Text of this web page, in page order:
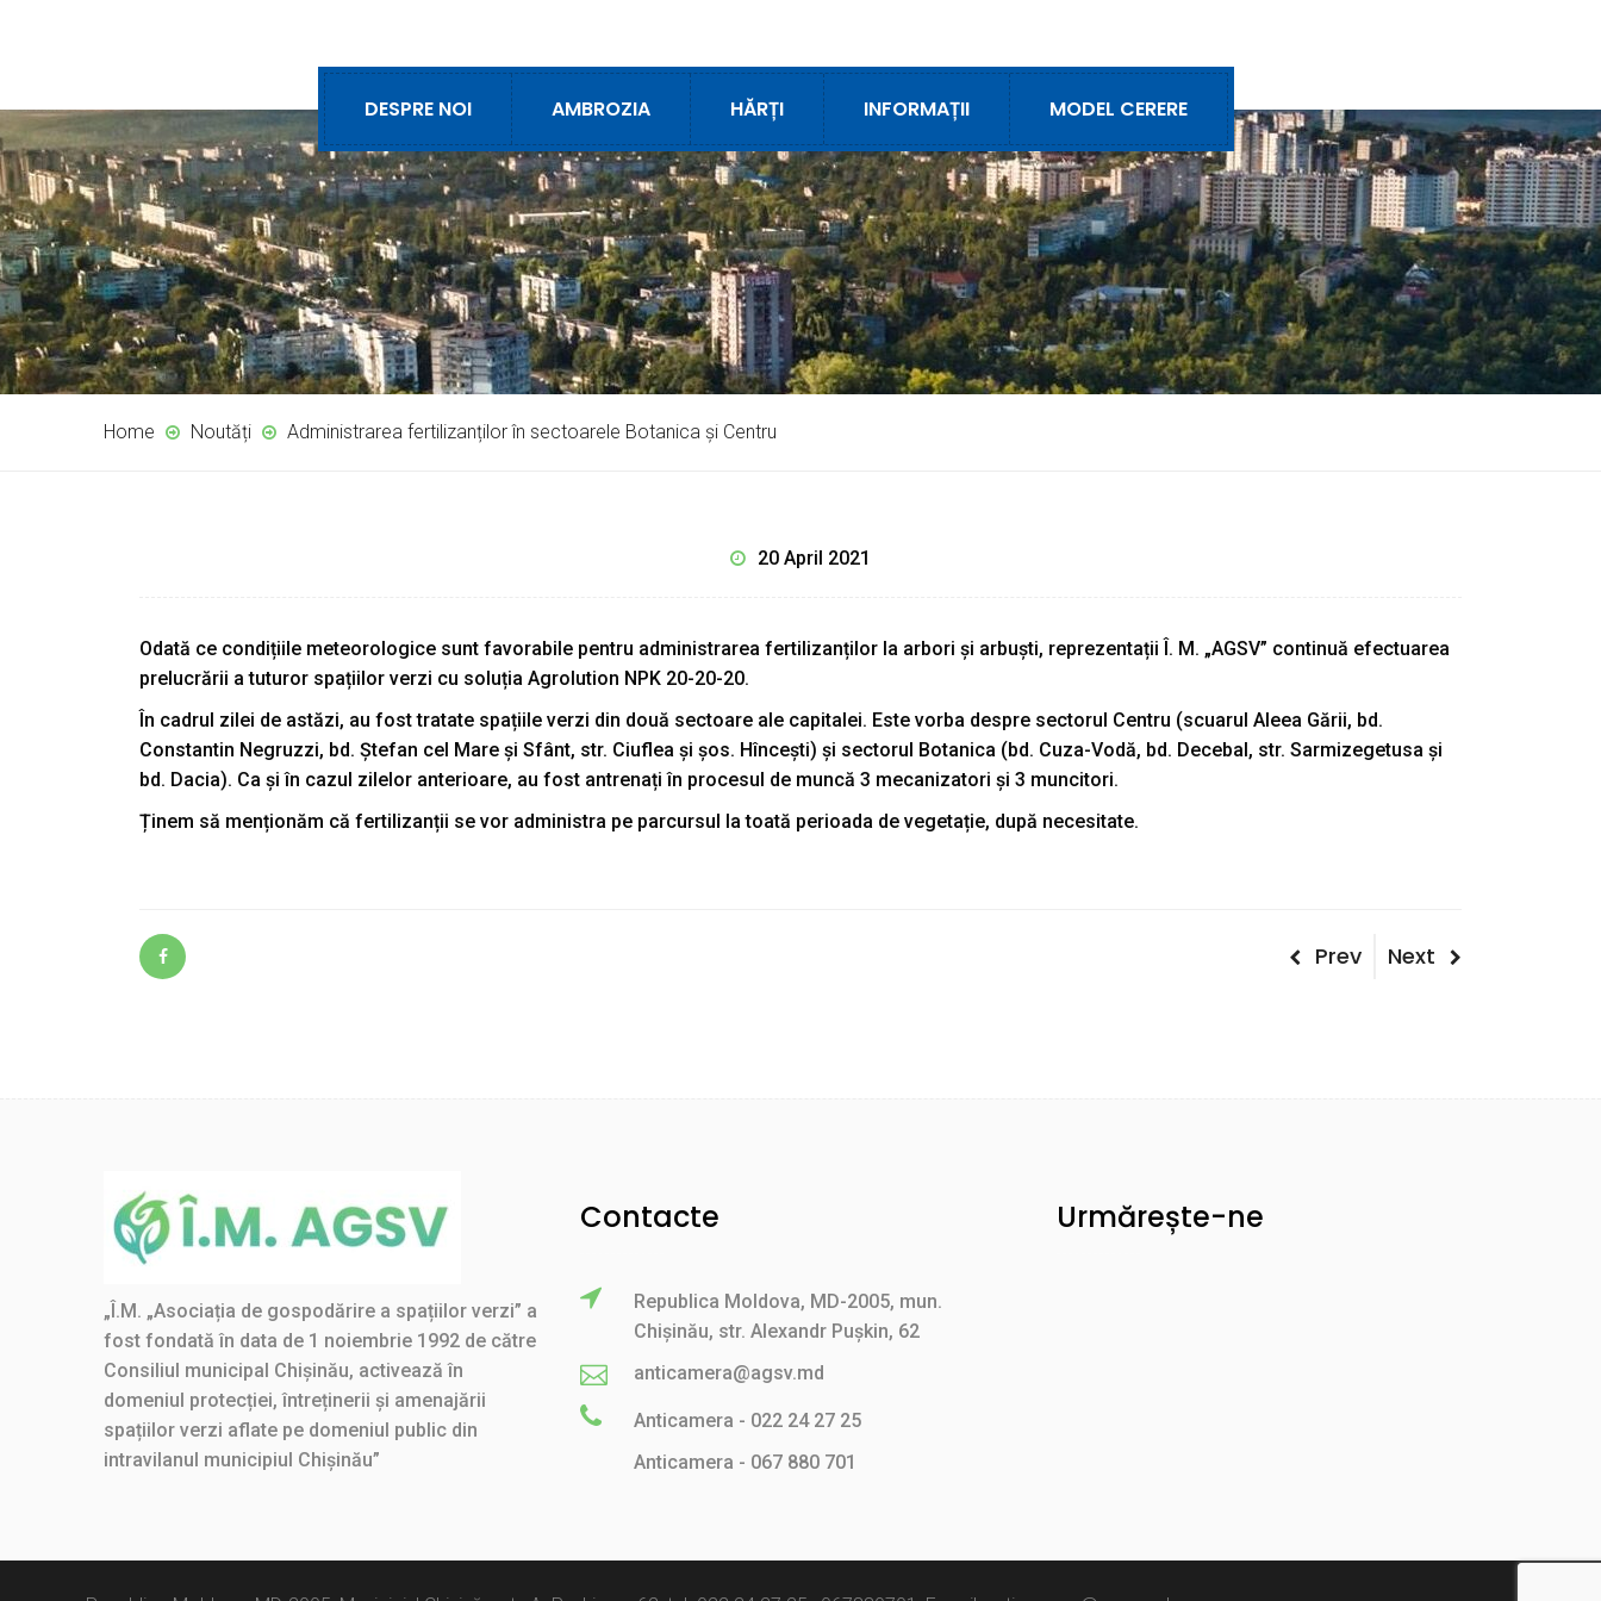
DESPRE NOI AMBROZIA HĂRȚI INFORMAȚII MODEL CERERE
Home Noutăți Administrarea fertilizanților în sectoarele Botanica și Centru
20 April 2021
Odată ce condițiile meteorologice sunt favorabile pentru administrarea fertilizanților la arbori și arbuști, reprezentații Î. M. „AGSV” continuă efectuarea
prelucrării a tuturor spațiilor verzi cu soluția Agrolution NPK 20-20-20.
În cadrul zilei de astăzi, au fost tratate spațiile verzi din două sectoare ale capitalei. Este vorba despre sectorul Centru (scuarul Aleea Gării, bd.
Constantin Negruzzi, bd. Ștefan cel Mare și Sfânt, str. Ciuflea și șos. Hîncești) și sectorul Botanica (bd. Cuza-Vodă, bd. Decebal, str. Sarmizegetusa și
bd. Dacia). Ca și în cazul zilelor anterioare, au fost antrenați în procesul de muncă 3 mecanizatori și 3 muncitori.
Ținem să menționăm că fertilizanții se vor administra pe parcursul la toată perioada de vegetație, după necesitate.
Post
Previous
Prev
Next
Next
„Î.M. „Asociația de gospodărire a spațiilor verzi” a
fost fondată în data de 1 noiembrie 1992 de către
Consiliul municipal Chișinău, activează în
domeniul protecției, întreținerii și amenajării
spațiilor verzi aflate pe domeniul public din
intravilanul municipiul Chișinău”
Contacte
Republica Moldova, MD-2005, mun.
Chișinău, str. Alexandr Pușkin, 62
anticamera@agsv.md
Anticamera - 022 24 27 25
Anticamera - 067 880 701
Urmărește-ne